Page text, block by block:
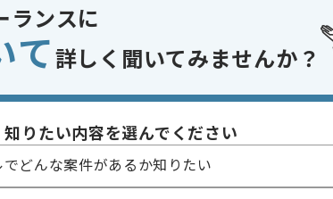
ク経験
持ちであれば申し込み可能なケースもございます！まずはお気軽
プロジェクト , 新技術に積極的 , 週3日から可能 , 自社サー
ランスに
て 詳しく聞いてみませんか？
知りたい内容を選んでください
でどんな案件があるか知りたい